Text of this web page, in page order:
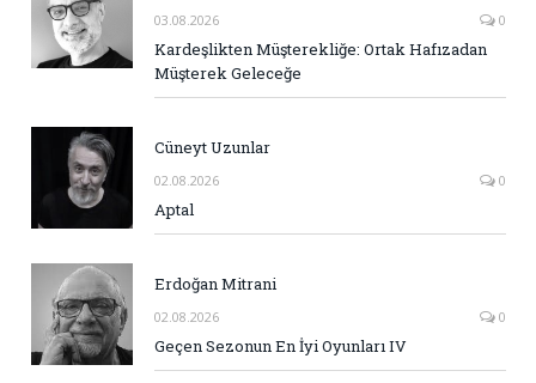
03.08.2026 0
Kardeşlikten Müşterekliğe: Ortak Hafızadan
Müşterek Geleceğe
Cüneyt Uzunlar
02.08.2026 0
Aptal
Erdoğan Mitrani
02.08.2026 0
Geçen Sezonun En İyi Oyunları IV